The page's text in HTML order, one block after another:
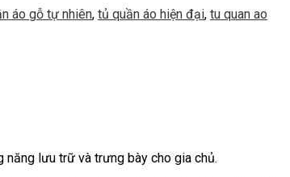
áo gỗ tự nhiên, tủ quần áo hiện đại, tu quan ao
lưu trữ và trưng bày cho gia chủ.